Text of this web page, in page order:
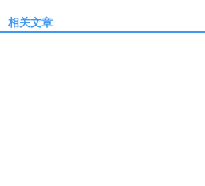
相关文章